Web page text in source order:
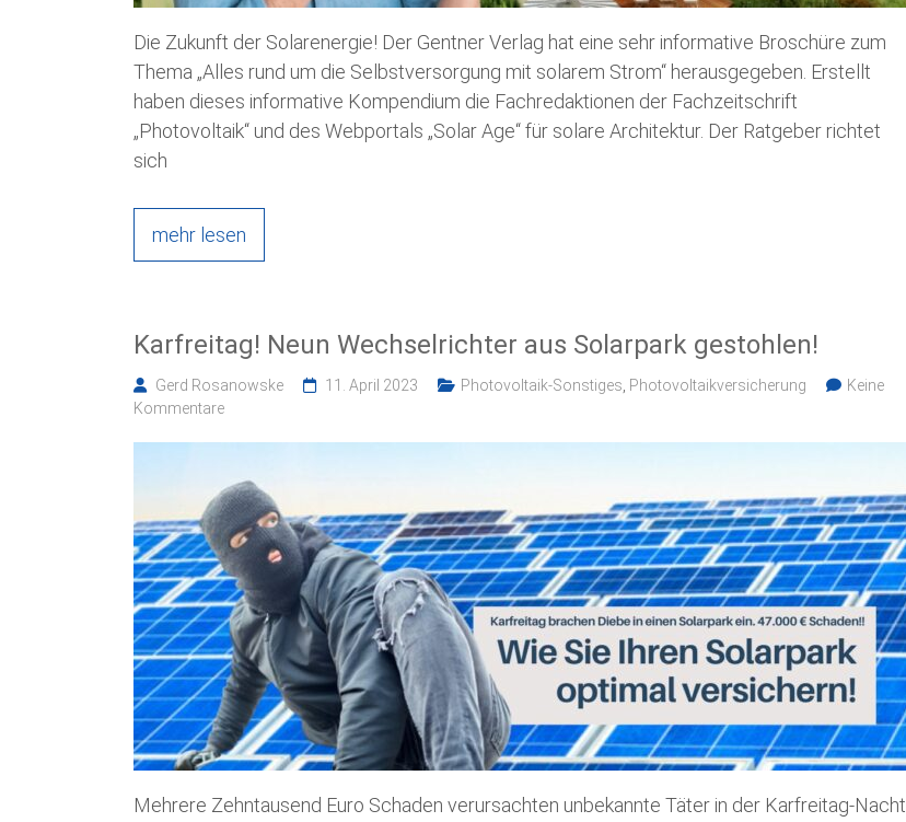
Die Zukunft der Solarenergie! Der Gentner Verlag hat eine sehr informative Broschüre zum
Thema „Alles rund um die Selbstversorgung mit solarem Strom“ herausgegeben. Erstellt
haben dieses informative Kompendium die Fachredaktionen der Fachzeitschrift
„Photovoltaik“ und des Webportals „Solar Age“ für solare Architektur. Der Ratgeber richtet
sich
mehr lesen
Karfreitag! Neun Wechselrichter aus Solarpark gestohlen!
Gerd Rosanowske 11. April 2023 Photovoltaik-Sonstiges Photovoltaikversicherung
Keine
Kommentare
Mehrere Zehntausend Euro Schaden verursachten unbekannte Täter in der Karfreitag-Nacht